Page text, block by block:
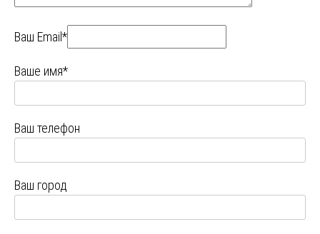
Ваш Email*
Ваше имя*
Ваш телефон
Ваш город